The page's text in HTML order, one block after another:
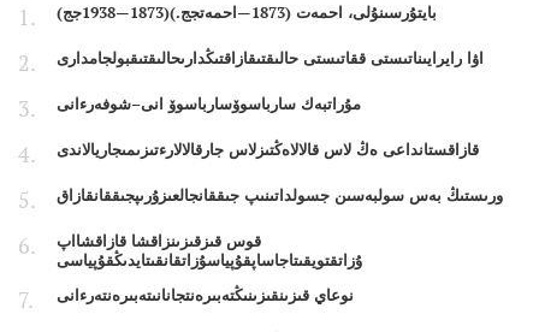
بايتۇرسىنۇلى، احمەت (1873—احمەتجج.)(1873—1938جج)
اۋا رايرايىناتىستى ققاتىستى حالىقتىقازاقتىڭدارىحالىقتىقبولجامدارى
مۇراتبەك سارباسوۆسارباسوۆ انى–شوفەرءانى
قازاقستانداعى ەڭ لاس قالالاەڭتىزلاس جارقالالارءتىزىمىجاريالاندى
ورىستىڭ بەس سولبەسىن جسولداتىنىپ جىققانجالعىزۇرىپجىققانقازاق
قوس قىزقىزىنزاقشا قازاقشااپ
ۇزاتقتويقىتاجاساپقۇپياسۇزاتقانقىتايدىڭقۇپياسى
نوعاي قىزىنقىزىنىڭتەبىرەنتجانانىتەبىرەنتەرءانى